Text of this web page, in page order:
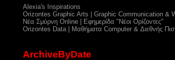
Alexia's Inspirations
Orizontes Graphic Arts | Graphic Communication &
Νέα Σμύρνη Online | Εφημερίδα "Νέοι Ορίζοντες"
Orizontes Data | Μαθήματα Computer & Διεθνής
ArchiveByDate